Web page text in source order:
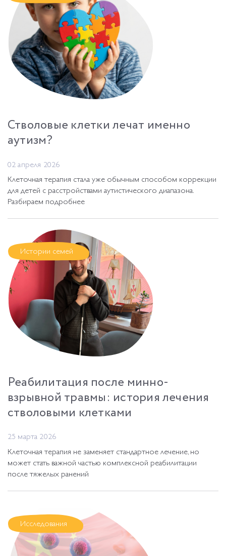
Стволовые клетки лечат именно
аутизм?
02 апреля 2026
Клеточная терапия стала уже обычным способом коррекции
для детей с расстройствами аутистического диапазона.
Разбираем подробнее
Истории семей
Реабилитация после минно-
взрывной травмы: история лечения
стволовыми клетками
25 марта 2026
Клеточная терапия не заменяет стандартное лечение, но
может стать важной частью комплексной реабилитации
после тяжелых ранений
Исследования